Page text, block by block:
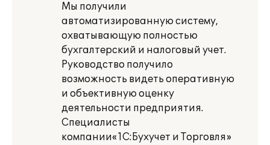
Мы получили
автоматизированную систему,
охватывающую полностью
бухгалтерский и налоговый учет.
Руководство получило
возможность видеть оперативную
и объективную оценку
деятельности предприятия.
Специалисты
компании«1С:Бухучет и Торговля»